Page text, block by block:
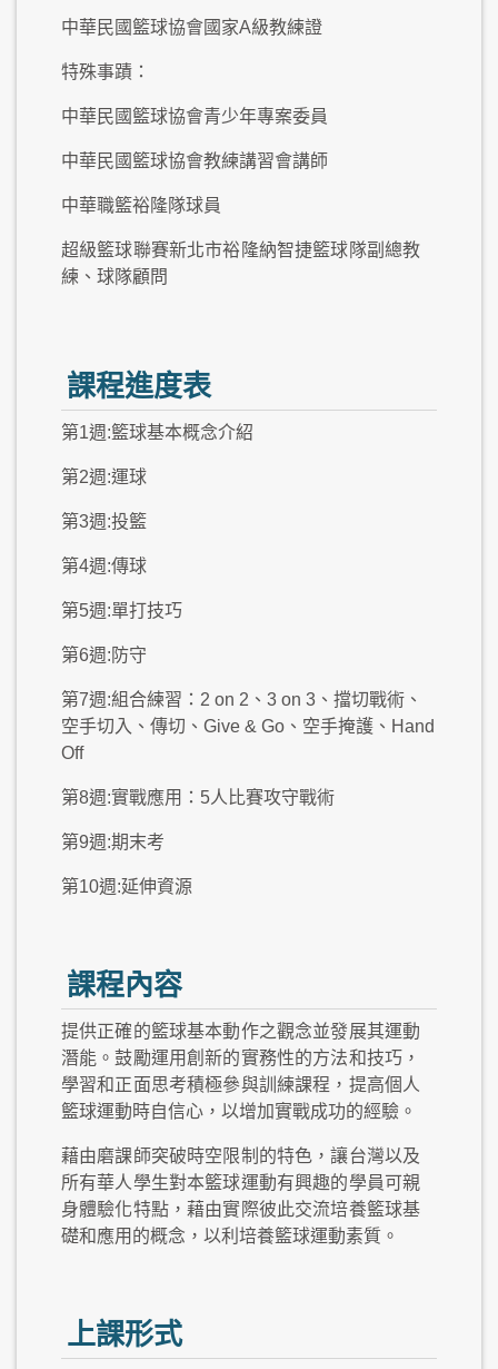
中華民國籃球協會國家A級教練證
特殊事蹟：
中華民國籃球協會青少年專案委員
中華民國籃球協會教練講習會講師
中華職籃裕隆隊球員
超級籃球聯賽新北市裕隆納智捷籃球隊副總教
練、球隊顧問
課程進度表
第1週:籃球基本概念介紹
第2週:運球
第3週:投籃
第4週:傳球
第5週:單打技巧
第6週:防守
第7週:組合練習：2 on 2、3 on 3、擋切戰術、
空手切入、傳切、Give & Go、空手掩護、Hand
Off
第8週:實戰應用：5人比賽攻守戰術
第9週:期末考
第10週:延伸資源
課程內容
提供正確的籃球基本動作之觀念並發展其運動
潛能。鼓勵運用創新的實務性的方法和技巧，
學習和正面思考積極參與訓練課程，提高個人
籃球運動時自信心，以增加實戰成功的經驗。
藉由磨課師突破時空限制的特色，讓台灣以及
所有華人學生對本籃球運動有興趣的學員可親
身體驗化特點，藉由實際彼此交流培養籃球基
礎和應用的概念，以利培養籃球運動素質。
上課形式